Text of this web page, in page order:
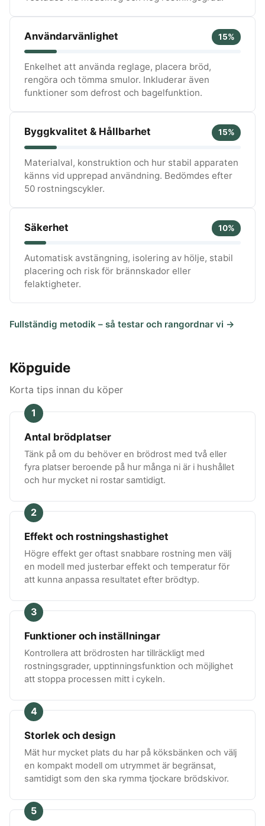
Användarvänlighet 15%
Enkelhet att använda reglage, placera bröd,
rengöra och tömma smulor. Inkluderar även
funktioner som defrost och bagelfunktion.
Byggkvalitet & Hållbarhet 15%
Materialval, konstruktion och hur stabil apparaten
känns vid upprepad användning. Bedömdes efter
50 rostningscykler.
Säkerhet 10%
Automatisk avstängning, isolering av hölje, stabil
placering och risk för brännskador eller
felaktigheter.
Fullständig metodik – så testar och rangordnar vi →
Köpguide
Korta tips innan du köper
1
Antal brödplatser
Tänk på om du behöver en brödrost med två eller
fyra platser beroende på hur många ni är i hushållet
och hur mycket ni rostar samtidigt.
2
Effekt och rostningshastighet
Högre effekt ger oftast snabbare rostning men välj
en modell med justerbar effekt och temperatur för
att kunna anpassa resultatet efter brödtyp.
3
Funktioner och inställningar
Kontrollera att brödrosten har tillräckligt med
rostningsgrader, upptinningsfunktion och möjlighet
att stoppa processen mitt i cykeln.
4
Storlek och design
Mät hur mycket plats du har på köksbänken och välj
en kompakt modell om utrymmet är begränsat,
samtidigt som den ska rymma tjockare brödskivor.
5